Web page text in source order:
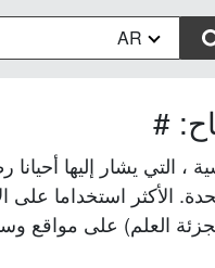
AR
#
، التي يشار إليها
الأكثر استخداما على
العلم) على مواقع